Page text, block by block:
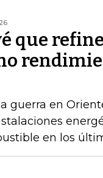
que
guerra en
en los